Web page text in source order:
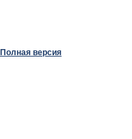
Полная версия